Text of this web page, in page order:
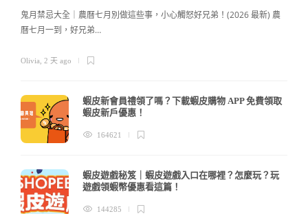
鬼月禁忌大全｜農曆七月別做這些事，小心觸怒好兄弟！(2026 最新) 農
曆七月一到，好兄弟…
Olivia 2 天 ago
蝦皮新會員禮領了嗎？下載蝦皮購物 APP 免費領取
蝦皮新戶優惠！
164621
蝦皮遊戲秘笈｜蝦皮遊戲入口在哪裡？怎麼玩？玩
遊戲領蝦幣優惠看這篇！
144285